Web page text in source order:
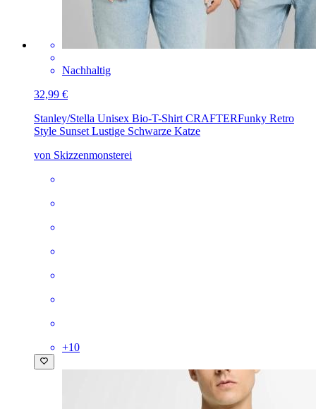
Nachhaltig
32,99 €
Stanley/Stella Unisex Bio-T-Shirt CRAFTERFunky Retro
Style Sunset Lustige Schwarze Katze
von Skizzenmonsterei
+10